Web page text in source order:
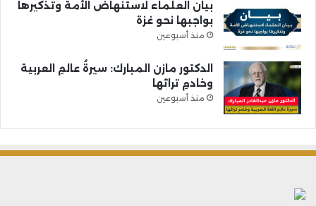
بيان العلماء لاستنهاض الأمة وتذكيرها
بواجبها نحو غزة
منذ أسبوعين
الدكتور مازن المبارك: سيرةُ عالمِ العربية
وخادمِ تراثها
منذ أسبوعين